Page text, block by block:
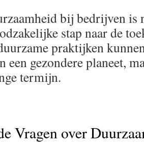
bij bedrijven is
stap naar de
praktijken
een gezondere planeet,
termijn.
Vragen over